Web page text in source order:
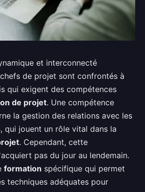
et interconnecté
de projet sont confrontés à
qui exigent des compétences
de projet. Une compétence
la gestion des relations avec les
qui jouent un rôle vital dans la
. Cependant, cette
pas du jour au lendemain.
formation spécifique qui permet
techniques adéquates pour